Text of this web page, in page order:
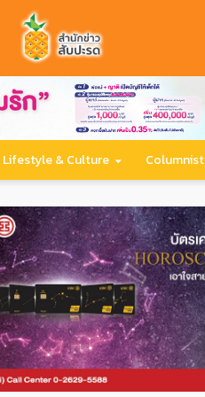
Lifestyle & Culture Columnist